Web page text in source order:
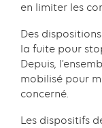
en limiter les
Des
la fuite pour
Depuis,
mobilisé pour
concerné.
Les dispositifs